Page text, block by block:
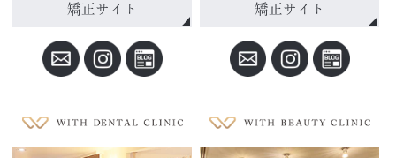
矯正サイト 矯正サイト